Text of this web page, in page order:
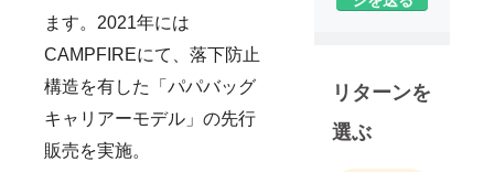
ます。2021年には
CAMPFIREにて、落下防止
構造を有した「パパバッグ
キャリアーモデル」の先行
販売を実施。
画・販売・
●［社名の由
編物などす
リターンを
選ぶ